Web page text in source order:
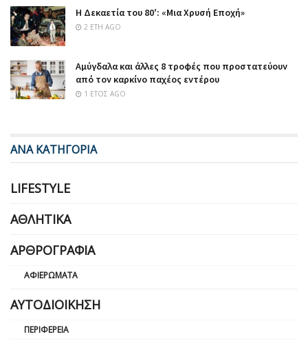
Η Δεκαετία του 80′: «Μια Χρυσή Εποχή»
2 ΈΤΗ AGO
Αμύγδαλα και άλλες 8 τροφές που προστατεύουν
από τον καρκίνο παχέος εντέρου
1 ΈΤΟΣ AGO
ΑΝΑ ΚΑΤΗΓΟΡΙΑ
LIFESTYLE
ΑΘΛΗΤΙΚΆ
ΑΡΘΡΟΓΡΑΦΊΑ
ΑΦΙΕΡΏΜΑΤΑ
ΑΥΤΟΔΙΟΊΚΗΣΗ
ΠΕΡΙΦΈΡΕΙΑ